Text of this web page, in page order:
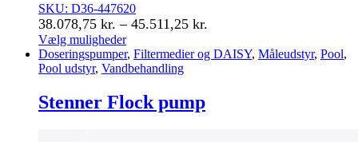
SKU: D36-447620
38.078,75 kr. – 45.511,25 kr.
til
Vælg muligheder
Dette
vare
flere
varianter.
Doseringspumper, Filtermedier og DAISY, Måleudstyr, Pool,
Pool udstyr, Vandbehandling
Stenner Flock pump